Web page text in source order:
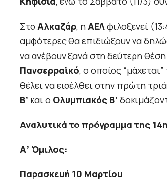
Στο Αλκαζάρ, ηΑΕΛφιλοξενεί
αμφότερες θα επιδιώξουν να
να ανέβουν ξανά στη δεύτερη
Πανσερραϊκό, ο οποίος
θέλει να εισέλθει στην πρώτη
Β’ και ο Ολυμπιακός Β’
Αναλυτικά το πρόγραμμα της
Α’ Όμιλος:
Παρασκευή 10 Μαρτίου